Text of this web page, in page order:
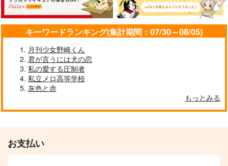
へし切長谷部の御手土
産
ツルバミたんぼ
629
へし切長谷部
サンプル
作品詳細
林檎乃歌
少年じぇんとる
1,540円（税込）
誑かしたひとでなしと
その先は
MILK PRICE
1,887
キーワードランキング(集計期間：07/30～08/05)
月刊少女野崎くん
君が言うには犬の恋
私の愛する圧制者
私立メロ高等学校
灰色と赤
もっとみる
お支払い